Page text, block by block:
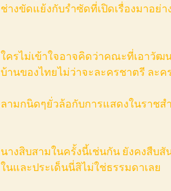
ช่างขัดแย้งกับรำซัดที่เปิดเรื่องมาอย่า
ใครไม่เข้าใจอาจคิดว่าคณะที่เอาวั
บ้านของไทยไม่ว่าจะละครชาตรี ละ
ลามกนิดๆยั่วล้อกับการแสดงในราช
นางสิบสามในครั้งนี้เช่นกัน ยังคงสืบสั
ในและประเด็นนี่สิไม่ใช่ธรรมดาเลย